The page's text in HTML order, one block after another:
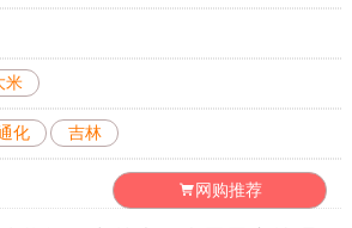
米
化 吉林
网购推荐